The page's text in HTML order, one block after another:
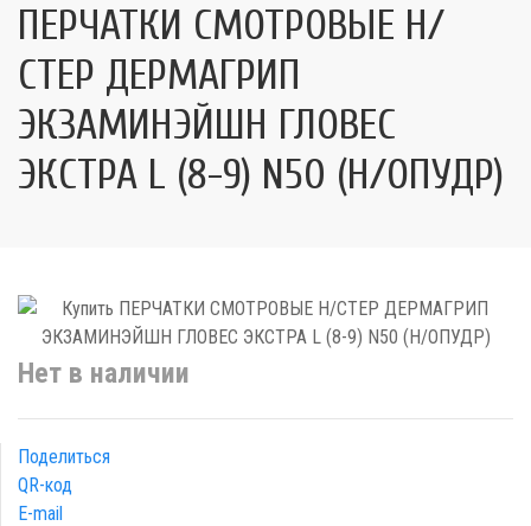
ПЕРЧАТКИ СМОТРОВЫЕ Н/
СТЕР ДЕРМАГРИП
ЭКЗАМИНЭЙШН ГЛОВЕС
ЭКСТРА L (8-9) N50 (Н/ОПУДР)
Нет в наличии
Поделиться
QR-код
E-mail